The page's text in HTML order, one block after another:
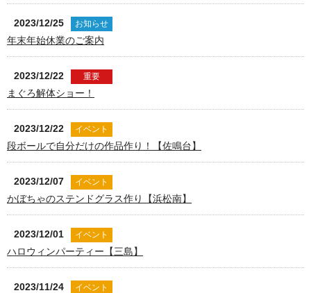
2023/12/25 お知らせ
年末年始休業のご案内
2023/12/22 重要
まぐろ解体ショー！
2023/12/22 イベント
段ボールで自分だけの作品作り！【佐鳴台】
2023/12/07 イベント
かぼちゃのステンドグラス作り【浜松南】
2023/12/01 イベント
ハロウィンパーティー【三島】
2023/11/24 イベント